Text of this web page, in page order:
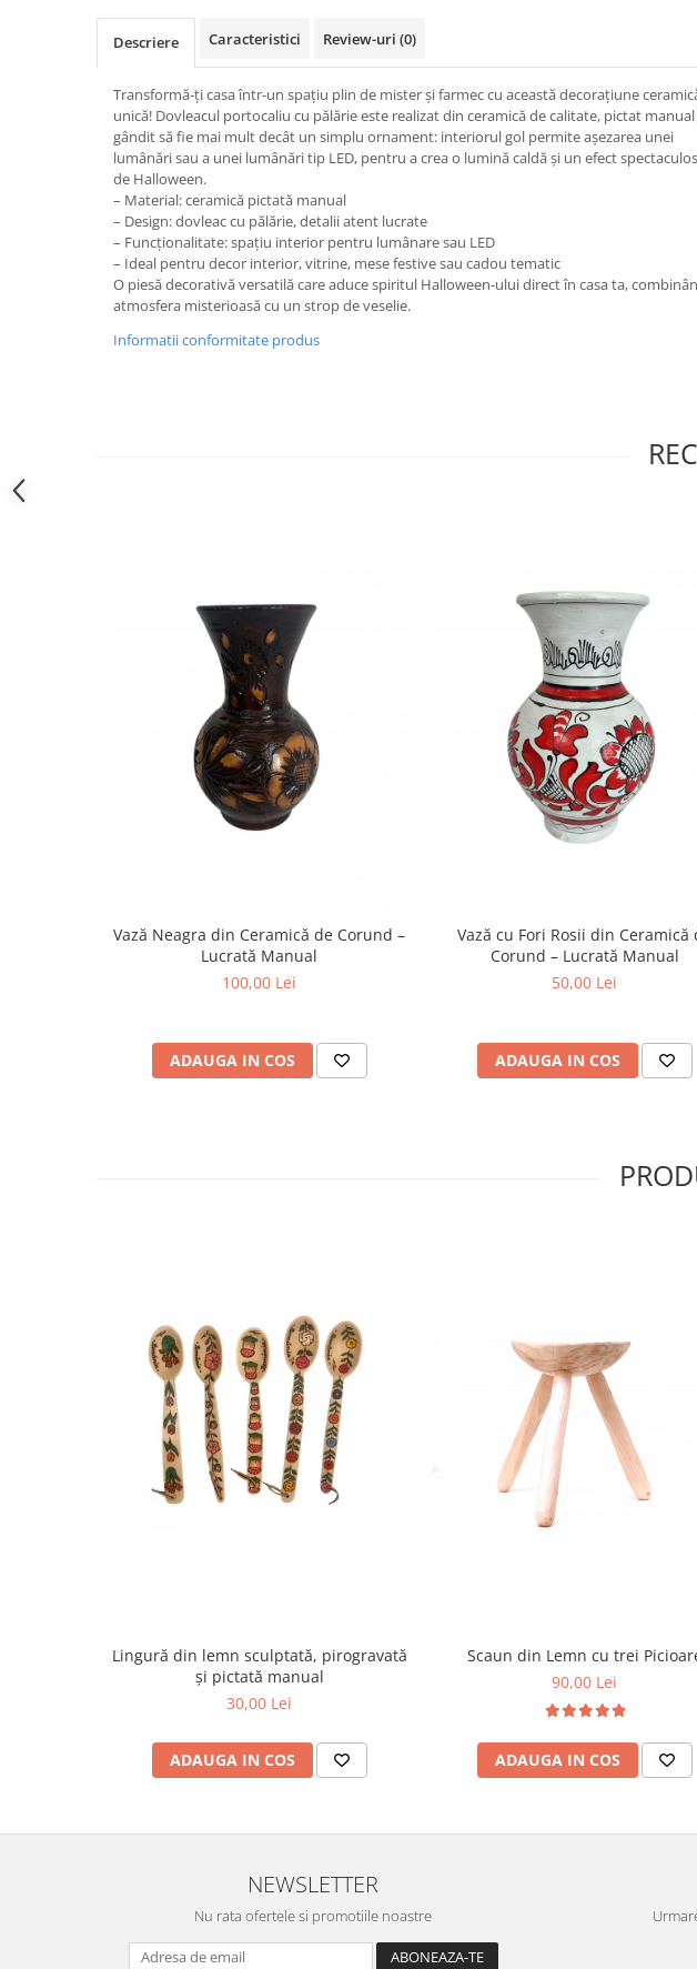
Descriere Caracteristici Review-uri (0)
Transformă-ți casa într-un spațiu plin de mister și farmec cu această decorațiune
unică! Dovleacul portocaliu cu pălărie este realizat din ceramică de calitate, pictat manual
gândit să fie mai mult decât un simplu ornament: interiorul gol permite așezarea unei
lumânări sau a unei lumânări tip LED, pentru a crea o lumină caldă și un efect spectaculos
de Halloween.
– Material: ceramică pictată manual
– Design: dovleac cu pălărie, detalii atent lucrate
– Funcționalitate: spațiu interior pentru lumânare sau LED
– Ideal pentru decor interior, vitrine, mese festive sau cadou tematic
O piesă decorativă versatilă care aduce spiritul Halloween-ului direct în casa ta,
atmosfera misterioasă cu un strop de veselie.
Informatii conformitate produs
Vază Neagra din Ceramică de Corund –
Lucrată Manual
100,00 Lei
ADAUGA IN COS
Vază cu Fori Rosii din Ceramică
Corund – Lucrată Manual
50,00 Lei
ADAUGA IN COS
Lingură din lemn sculptată, pirogravată
și pictată manual
30,00 Lei
ADAUGA IN COS
Scaun din Lemn cu trei
90,00 Lei
ADAUGA IN COS
NEWSLETTER
Nu rata ofertele si promotiile noastre